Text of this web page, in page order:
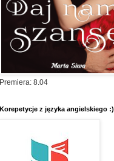
Premiera: 8.04
Korepetycje z języka angielskiego :)